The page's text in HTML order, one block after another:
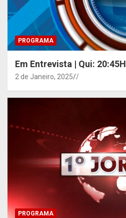
PROGRAMA
Em Entrevista | Qui: 20:45H
2 de Janeiro, 2025 /
PROGRAMA